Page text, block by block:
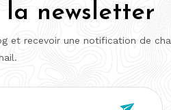
newsletter
et recevoir une notification de